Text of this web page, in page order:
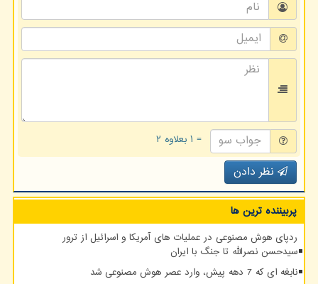
= ۱ بعلاوه ۲
نظر دادن
پربیننده ترین ها
ردپای هوش مصنوعی در عملیات های آمریکا و اسرائیل از ترور
سیدحسن نصرالله تا جنگ با ایران
نابغه ای که 7 دهه پیش، وارد عصر هوش مصنوعی شد